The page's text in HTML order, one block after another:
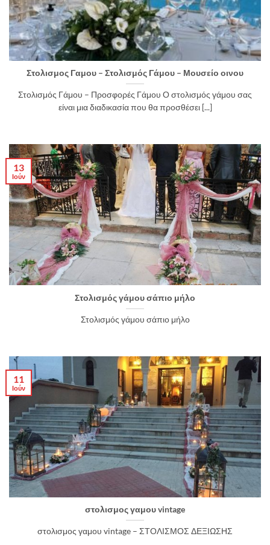
Στολισμος Γαμου – Στολισμός Γάμου – Μουσείο οινου
Στολισμός Γάμου – Προσφορές Γάμου Ο στολισμός γάμου σας
είναι μια διαδικασία που θα προσθέσει [...]
Στολισμός γάμου σάπιο μήλο
Στολισμός γάμου σάπιο μήλο
13
Ιούν
στολισμος γαμου vintage
στολισμος γαμου vintage – ΣΤΟΛΙΣΜΟΣ ΔΕΞΙΩΣΗΣ
11
Ιούν